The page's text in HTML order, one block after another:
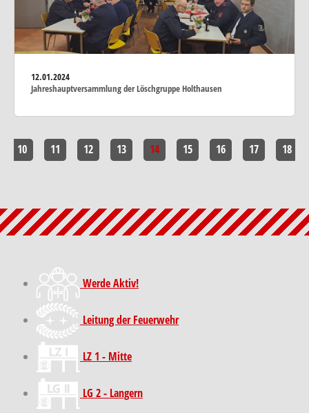
12.01.2024
Jahreshauptversammlung der Löschgruppe Holthausen
10 11 12 13 14 15 16 17 18
Werde Aktiv!
Leitung der Feuerwehr
LZ 1 - Mitte
LG 2 - Langern